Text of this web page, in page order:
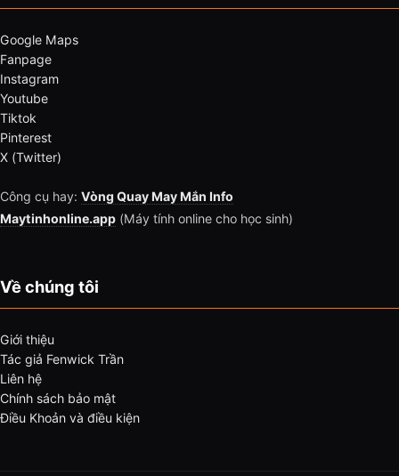
Google Maps
Fanpage
Instagram
Youtube
Tiktok
Pinterest
X (Twitter)
Công cụ hay: Vòng Quay May Mắn Info
Maytinhonline.app (Máy tính online cho học sinh)
Về chúng tôi
Giới thiệu
Tác giả Fenwick Trần
Liên hệ
Chính sách bảo mật
Điều Khoản và điều kiện